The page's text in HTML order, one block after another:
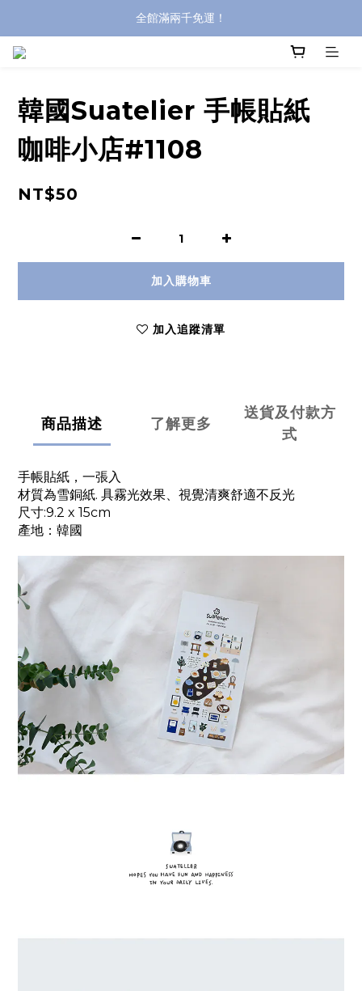
全館滿兩千免運！
全館滿兩千免運！
韓國Suatelier 手帳貼紙
咖啡小店#1108
NT$50
加入購物車
加入追蹤清單
商品描述 了解更多
送貨及付款方
式
手帳貼紙，一張入
材質為雪銅紙. 具霧光效果、視覺清爽舒適不反光
尺寸:9.2 x 15cm
產地：韓國